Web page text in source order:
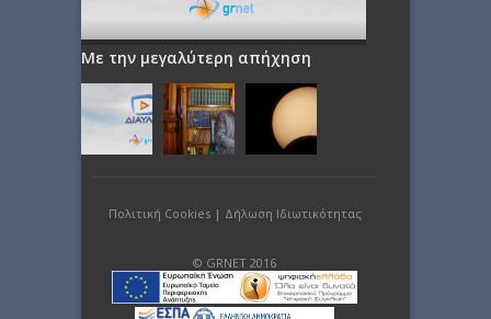
Με την μεγαλύτερη απήχηση
Πολιτική Cookies| Δήλωση Ιδιωτικότητας
© GRNET 2016